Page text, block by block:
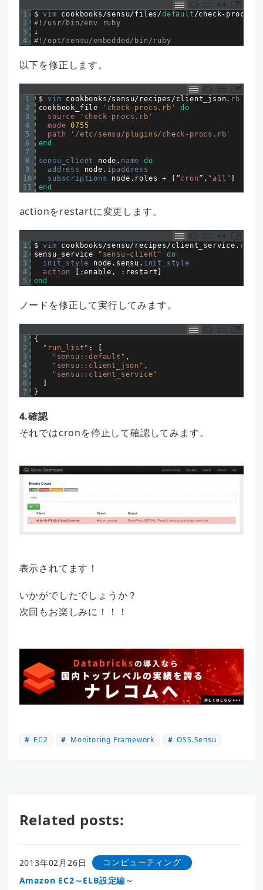
1
2
3
4
$ vim cookbooks /sensu/files /default /check- procs
#!/usr/bin/env ruby
↓
#!/opt/sensu/embedded/bin/ruby
以下を修正します。
1
2
3
4
5
6
7
8
9
10
11
$ vim cookbooks /sensu/ recipes /client_json. rb
cookbook
file 'check-procs.rb'
do
source
'check-procs.rb'
mode 0755
path
'/etc/sensu/plugins/check-procs.rb'
end
sensu_client node . name do
address node . ipaddress
subscriptions node . roles + “cron” , "all"
end
actionをrestartに変更します。
1
2
3
4
5
$ vim cookbooks /sensu/ recipes /client_service . rb
sensu
service "sensu-client"
do
init_style node . sensu . init_style
action
:enable , : restart
end
ノードを修正して実行してみます。
1
2
3
4
5
6
7
{
"run_list" :
"sensu::default" ,
"sensu::client_json" ,
"sensu::client_service"
}
4.確認
それではcronを停止して確認してみます。
表示されてます！
いかがでしたでしょうか？
次回もお楽しみに！！！
EC2 Monitoring Framework OSS.Sensu
Related posts:
2013年02月26日
コンピューティング
Amazon EC2～ELB設定編～